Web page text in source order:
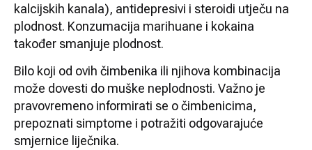
kalcijskih kanala), antidepresivi i steroidi utječu na
plodnost. Konzumacija marihuane i kokaina
također smanjuje plodnost.
Bilo koji od ovih čimbenika ili njihova kombinacija
može dovesti do muške neplodnosti. Važno je
pravovremeno informirati se o čimbenicima,
prepoznati simptome i potražiti odgovarajuće
smjernice liječnika.